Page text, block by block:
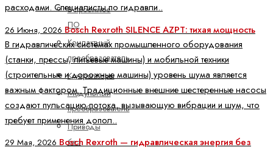
Встроенное
ПО
Компактный
преобразователь
Контроллеры
Модульный
преобразователь
Приводы
без
расходами. Специалисты по гидравли..
26 Июня, 2026 Bosch Rexroth SILENCE AZPT: тихая мощность
В гидравлических системах промышленного оборудования
(станки, прессы, литьевые машины) и мобильной техники
(строительные и дорожные машины) уровень шума является
важным фактором. Традиционные внешние шестеренные насосы
создают пульсацию потока, вызывающую вибрации и шум, что
требует применения допол..
29 Мая, 2026 Bosch Rexroth — гидравлическая энергия без